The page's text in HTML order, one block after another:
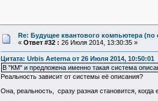
Re: Будущее квантового компьютера (по
« Ответ #32 : 26 Июля 2014, 13:30:35 »
Цитата: Urbis Aeterna от 26 Июля 2014, 10:50:01
В "КМ" и предложена именно такая система
Реальность зависит от системы её описания?
Она, реальность, сразу разная становится, когда